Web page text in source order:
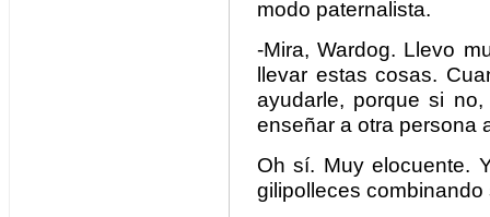
modo paternalista.
-Mira, Wardog. Llevo
llevar estas cosas.
ayudarle, porque si
enseñar a otra persona
Oh sí. Muy elocuente.
gilipolleces combinando